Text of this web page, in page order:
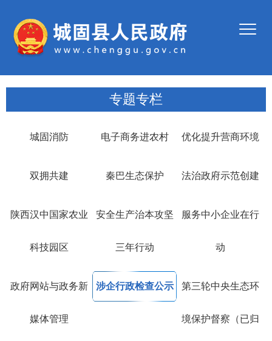
专题专栏
城固消防 电子商务进农村 优化提升营商环境
双拥共建 秦巴生态保护 法治政府示范创建
陕西汉中国家农业
科技园区
安全生产治本攻坚
三年行动
服务中小企业在行
动
政府网站与政务新
媒体管理
涉企行政检查公示 第三轮中央生态环
境保护督察（已归